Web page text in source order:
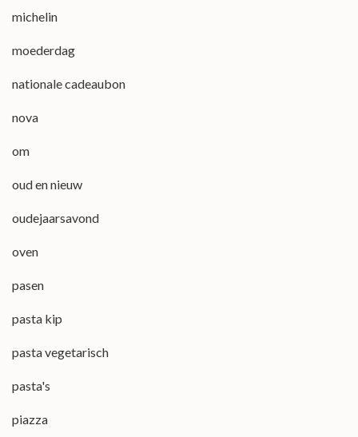
michelin
moederdag
nationale cadeaubon
nova
om
oud en nieuw
oudejaarsavond
oven
pasen
pasta kip
pasta vegetarisch
pasta's
piazza